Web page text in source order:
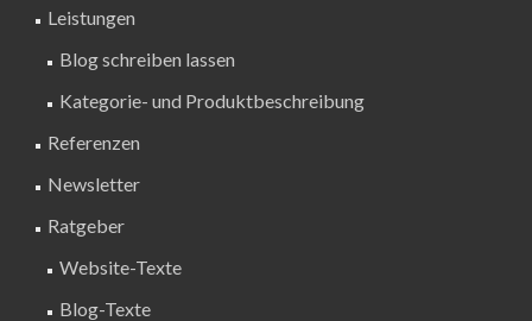
Leistungen
Blog schreiben lassen
Kategorie- und Produktbeschreibung
Referenzen
Newsletter
Ratgeber
Website-Texte
Blog-Texte